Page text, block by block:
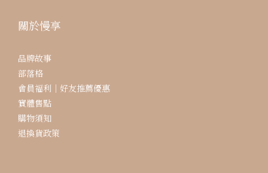
關於慢享
品牌故事
部落格
會員福利｜好友推薦優惠
實體售點
購物須知
退換貨政策